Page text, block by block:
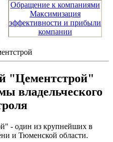
Обращение к компаниями
Максимизация
эффективности и прибыли
компании
"Цементстрой"
владельческого
- один из крупнейших в
и Тюменской области.